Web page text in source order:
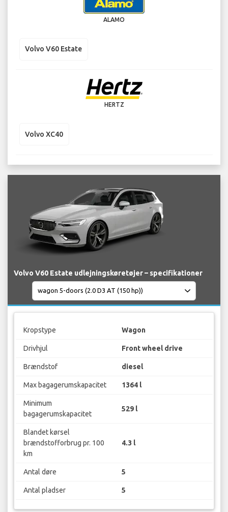
ALAMO
Volvo V60 Estate
HERTZ
Volvo XC40
Volvo V60 Estate udlejningskøretøjer – specifikationer
Kropstype Wagon
Drivhjul Front wheel drive
Brændstof diesel
Max bagagerumskapacitet 1364 l
Minimum
bagagerumskapacitet
529 l
Blandet kørsel
brændstofforbrug pr. 100
km
4.3 l
Antal døre 5
Antal pladser 5